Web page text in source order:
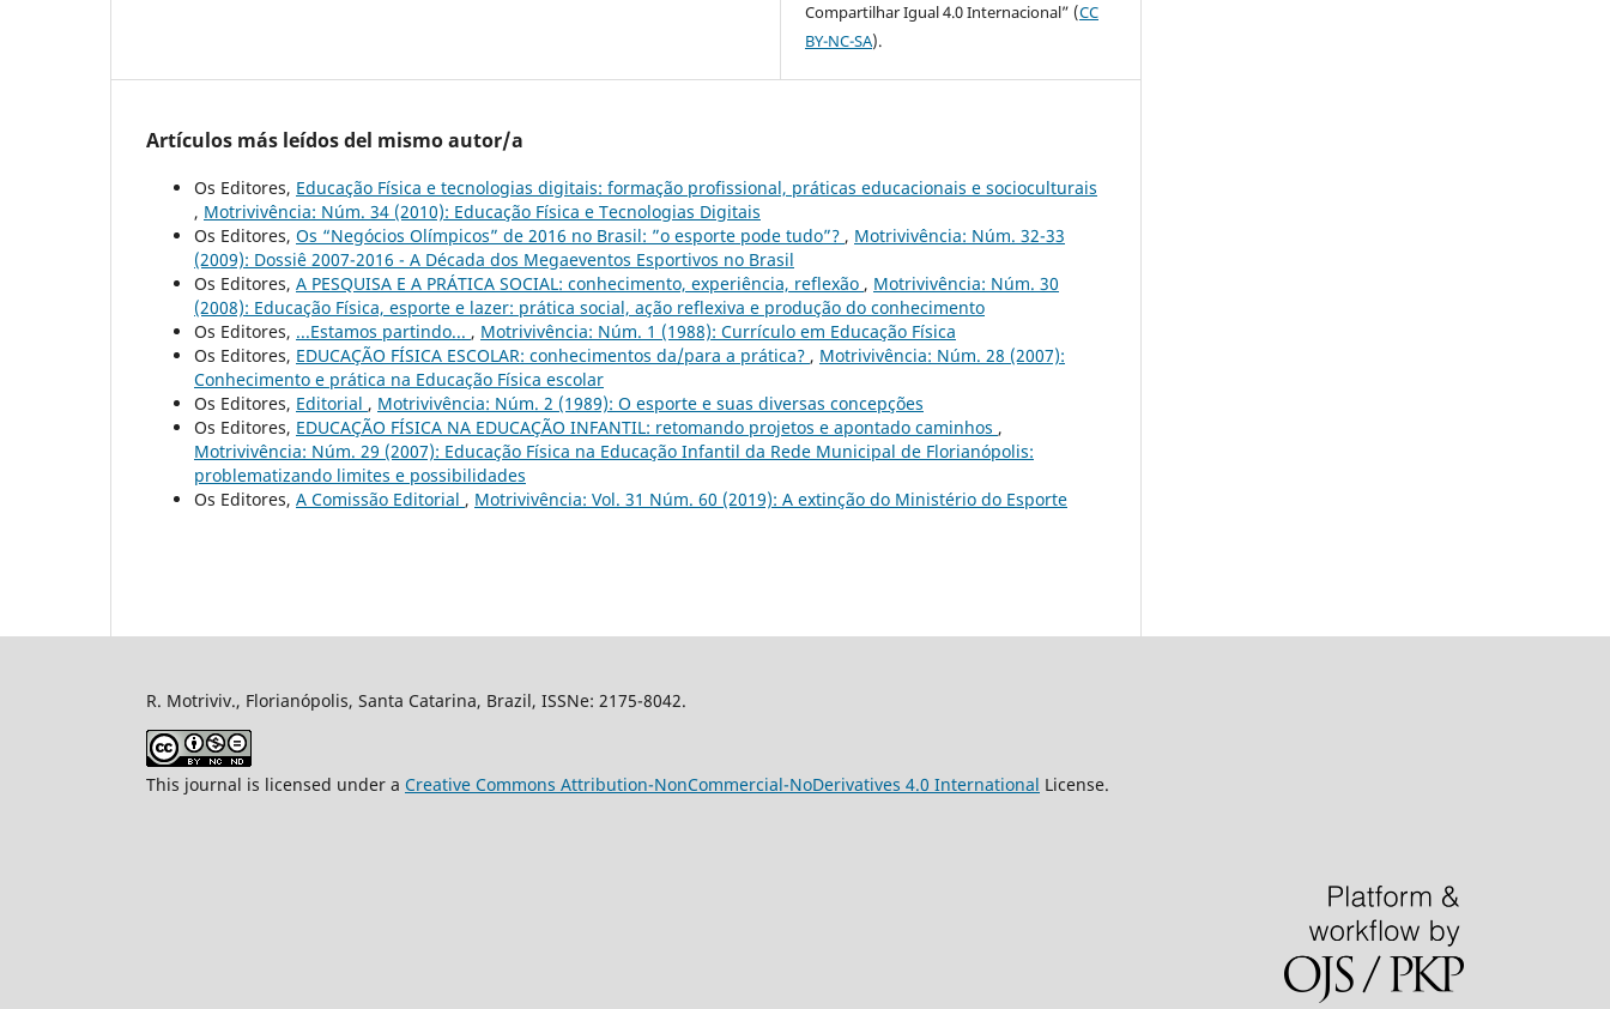
Compartilhar Igual 4.0 Internacional” (CC
BY-NC-SA).
Artículos más leídos del mismo autor/a
Os Editores, Educação Física e tecnologias digitais: formação profissional, práticas educacionais e socioculturais
, Motrivivência: Núm. 34 (2010): Educação Física e Tecnologias Digitais
Os Editores, Os “Negócios Olímpicos” de 2016 no Brasil: ”o esporte pode tudo”? , Motrivivência: Núm. 32-33
(2009): Dossiê 2007-2016 - A Década dos Megaeventos Esportivos no Brasil
Os Editores, A PESQUISA E A PRÁTICA SOCIAL: conhecimento, experiência, reflexão , Motrivivência: Núm. 30
(2008): Educação Física, esporte e lazer: prática social, ação reflexiva e produção do conhecimento
Os Editores, ...Estamos partindo... , Motrivivência: Núm. 1 (1988): Currículo em Educação Física
Os Editores, EDUCAÇÃO FÍSICA ESCOLAR: conhecimentos da/para a prática? , Motrivivência: Núm. 28 (2007):
Conhecimento e prática na Educação Física escolar
Os Editores, Editorial , Motrivivência: Núm. 2 (1989): O esporte e suas diversas concepções
Os Editores, EDUCAÇÃO FÍSICA NA EDUCAÇÃO INFANTIL: retomando projetos e apontado caminhos ,
Motrivivência: Núm. 29 (2007): Educação Física na Educação Infantil da Rede Municipal de Florianópolis:
problematizando limites e possibilidades
Os Editores, A Comissão Editorial , Motrivivência: Vol. 31 Núm. 60 (2019): A extinção do Ministério do Esporte
R. Motriviv., Florianópolis, Santa Catarina, Brazil, ISSNe: 2175-8042.
This journal is licensed under a Creative Commons Attribution-NonCommercial-NoDerivatives 4.0 International License.